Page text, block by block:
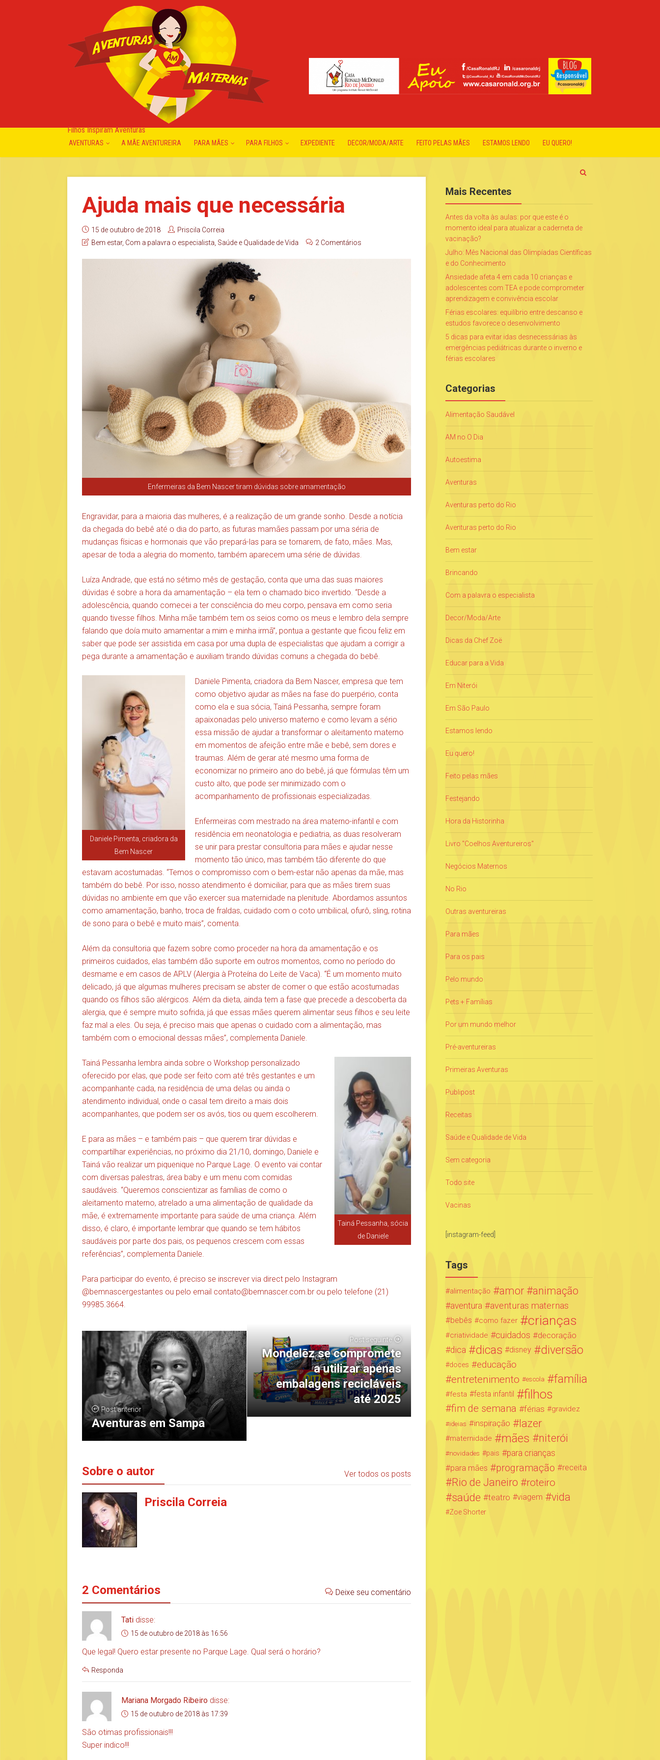
Filhos Inspiram Aventuras
AVENTURAS A MÃE AVENTUREIRA PARA MÃES PARA FILHOS EXPEDIENTE DECOR/MODA/ARTE FEITO PELAS MÃES ESTAMOS LENDO EU QUERO!
Ajuda mais que necessária
15 de outubro de 2018
Priscila Correia
Bem estar, Com a palavra o especialista Saúde e Qualidade de Vida 2 Comentários
Enfermeiras da Bem Nascer tiram dúvidas sobre amamentação
Engravidar, para a maioria das mulheres, é a realização de um grande sonho. Desde a notícia
da chegada do bebê até o dia do parto, as futuras mamães passam por uma séria de
mudanças físicas e hormonais que vão prepará-las para se tornarem, de fato, mães. Mas,
apesar de toda a alegria do momento, também aparecem uma série de dúvidas.
Luíza Andrade, que está no sétimo mês de gestação, conta que uma das suas maiores
dúvidas é sobre a hora da amamentação – ela tem o chamado bico invertido. “Desde a
adolescência, quando comecei a ter consciência do meu corpo, pensava em como seria
quando tivesse filhos. Minha mãe também tem os seios como os meus e lembro dela sempre
falando que doía muito amamentar a mim e minha irmã”, pontua a gestante que ficou feliz em
saber que pode ser assistida em casa por uma dupla de especialistas que ajudam a corrigir a
pega durante a amamentação e auxiliam tirando dúvidas comuns a chegada do bebê.
Daniele Pimenta, criadora da
Bem Nascer
Daniele Pimenta, criadora da Bem Nascer, empresa que tem
como objetivo ajudar as mães na fase do puerpério, conta
como ela e sua sócia, Tainá Pessanha, sempre foram
apaixonadas pelo universo materno e como levam a sério
essa missão de ajudar a transformar o aleitamento materno
em momentos de afeição entre mãe e bebê, sem dores e
traumas. Além de gerar até mesmo uma forma de
economizar no primeiro ano do bebê, já que fórmulas têm um
custo alto, que pode ser minimizado com o
acompanhamento de profissionais especializadas.
Enfermeiras com mestrado na área materno-infantil e com
residência em neonatologia e pediatria, as duas resolveram
se unir para prestar consultoria para mães e ajudar nesse
momento tão único, mas também tão diferente do que
estavam acostumadas. “Temos o compromisso com o bem-estar não apenas da mãe, mas
também do bebê. Por isso, nosso atendimento é domiciliar, para que as mães tirem suas
dúvidas no ambiente em que vão exercer sua maternidade na plenitude. Abordamos assuntos
como amamentação, banho, troca de fraldas, cuidado com o coto umbilical, ofurô, sling, rotina
de sono para o bebê e muito mais”, comenta.
Além da consultoria que fazem sobre como proceder na hora da amamentação e os
primeiros cuidados, elas também dão suporte em outros momentos, como no período do
desmame e em casos de APLV (Alergia à Proteína do Leite de Vaca). “É um momento muito
delicado, já que algumas mulheres precisam se abster de comer o que estão acostumadas
quando os filhos são alérgicos. Além da dieta, ainda tem a fase que precede a descoberta da
alergia, que é sempre muito sofrida, já que essas mães querem alimentar seus filhos e seu leite
faz mal a eles. Ou seja, é preciso mais que apenas o cuidado com a alimentação, mas
também com o emocional dessas mães”, complementa Daniele.
Tainá Pessanha, sócia
de Daniele
Tainá Pessanha lembra ainda sobre o Workshop personalizado
oferecido por elas, que pode ser feito com até três gestantes e um
acompanhante cada, na residência de uma delas ou ainda o
atendimento individual, onde o casal tem direito a mais dois
acompanhantes, que podem ser os avós, tios ou quem escolherem.
E para as mães – e também pais – que querem tirar dúvidas e
compartilhar experiências, no próximo dia 21/10, domingo, Daniele e
Tainá vão realizar um piquenique no Parque Lage. O evento vai contar
com diversas palestras, área baby e um menu com comidas
saudáveis. “Queremos conscientizar as famílias de como o
aleitamento materno, atrelado a uma alimentação de qualidade da
mãe, é extremamente importante para saúde de uma criança. Além
disso, é claro, é importante lembrar que quando se tem hábitos
saudáveis por parte dos pais, os pequenos crescem com essas
referências”, complementa Daniele.
Para participar do evento, é preciso se inscrever via direct pelo Instagram
@bemnascergestantes ou pelo email contato@bemnascer.com.br ou pelo telefone (21)
99985.3664.
Post anterior
Aventuras em Sampa
Post seguinte
Mondelēz se compromete
a utilizar apenas
embalagens recicláveis
até 2025
Sobre o autor Ver todos os posts
Priscila Correia
2 Comentários Deixe seu comentário
Tati disse:
15 de outubro de 2018 às 16:56
Que legal! Quero estar presente no Parque Lage. Qual será o horário?
Responda
Mariana Morgado Ribeiro disse:
15 de outubro de 2018 às 17:39
São otimas profissionais!!!
Super indico!!!
Mais Recentes
Antes da volta às aulas: por que este é o
momento ideal para atualizar a caderneta de
vacinação?
Julho: Mês Nacional das Olimpíadas Científicas
e do Conhecimento
Ansiedade afeta 4 em cada 10 crianças e
adolescentes com TEA e pode comprometer
aprendizagem e convivência escolar
Férias escolares: equilíbrio entre descanso e
estudos favorece o desenvolvimento
5 dicas para evitar idas desnecessárias às
emergências pediátricas durante o inverno e
férias escolares
Categorias
Alimentação Saudável
AM no O Dia
Autoestima
Aventuras
Aventuras perto do Rio
Aventuras perto do Rio
Bem estar
Brincando
Com a palavra o especialista
Decor/Moda/Arte
Dicas da Chef Zoë
Educar para a Vida
Em Niterói
Em São Paulo
Estamos lendo
Eu quero!
Feito pelas mães
Festejando
Hora da Historinha
Livro "Coelhos Aventureiros"
Negócios Maternos
No Rio
Outras aventureiras
Para mães
Para os pais
Pelo mundo
Pets + Famílias
Por um mundo melhor
Pré-aventureiras
Primeiras Aventuras
Publipost
Receitas
Saúde e Qualidade de Vida
Sem categoria
Todo site
Vacinas
[instagram-feed]
Tags
alimentação amor animação
aventura aventuras maternas
bebês como fazer crianças
criatividade cuidados
decoração
dica
dicas disney diversão
doces educação
entretenimento escola família
festa festa infantil filhos
fim de semana férias gravidez
ideias inspiração lazer
maternidade mães niterói
novidades pais
para crianças
para mães
programação receita
Rio de Janeiro roteiro
saúde teatro viagem vida
Zoe Shorter